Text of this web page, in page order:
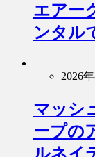
エアー
ンタル
2026
マッシ
ープの